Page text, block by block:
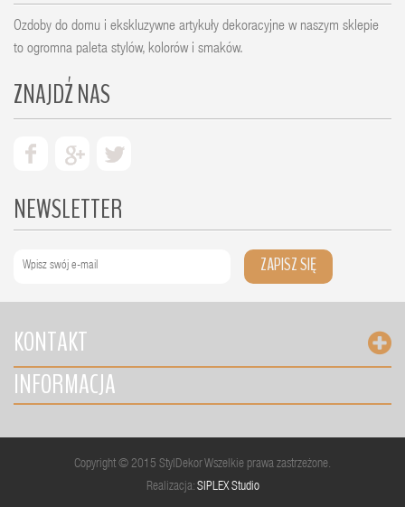
Ozdoby do domu i ekskluzywne artykuły dekoracyjne w naszym sklepie
to ogromna paleta stylów, kolorów i smaków.
ZNAJDŹ NAS
NEWSLETTER
ZAPISZ SIĘ
KONTAKT
INFORMACJA
Copyright © 2015 StylDekor Wszelkie prawa zastrzeżone.
Realizacja: SIPLEX Studio